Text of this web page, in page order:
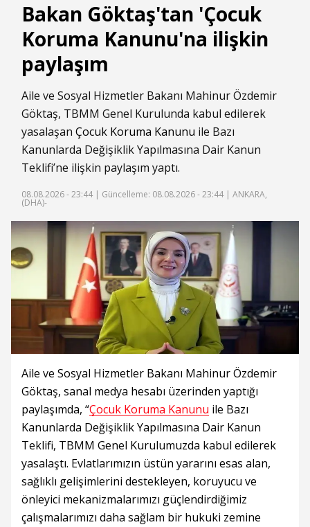
Bakan Göktaş'tan 'Çocuk
Koruma Kanunu'na ilişkin
paylaşım
Aile ve Sosyal Hizmetler Bakanı Mahinur Özdemir
Göktaş, TBMM Genel Kurulunda kabul edilerek
yasalaşan Çocuk Koruma Kanunu ile Bazı
Kanunlarda Değişiklik Yapılmasına Dair Kanun
Teklifi’ne ilişkin paylaşım yaptı.
08.08.2026 - 23:44 | Güncelleme: 08.08.2026 - 23:44 | ANKARA,
(DHA)-
Aile ve Sosyal Hizmetler Bakanı Mahinur Özdemir
Göktaş, sanal medya hesabı üzerinden yaptığı
paylaşımda, “Çocuk Koruma Kanunu ile Bazı
Kanunlarda Değişiklik Yapılmasına Dair Kanun
Teklifi, TBMM Genel Kurulumuzda kabul edilerek
yasalaştı. Evlatlarımızın üstün yararını esas alan,
sağlıklı gelişimlerini destekleyen, koruyucu ve
önleyici mekanizmalarımızı güçlendirdiğimiz
çalışmalarımızı daha sağlam bir hukuki zemine